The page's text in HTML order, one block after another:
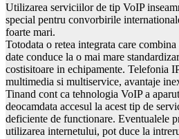
Utilizarea serviciilor de tip VoIP
special pentru convorbirile
foarte mari.
Totodata o retea integrata care
date conduce la o mai mare
costisitoare in echipamente. Telefonia
multimedia si multiservice, avantaje
Tinand cont ca tehnologia VoIP a
deocamdata accesul la acest tip de
deficiente de functionare. Eventualele
utilizarea internetului, pot duce la